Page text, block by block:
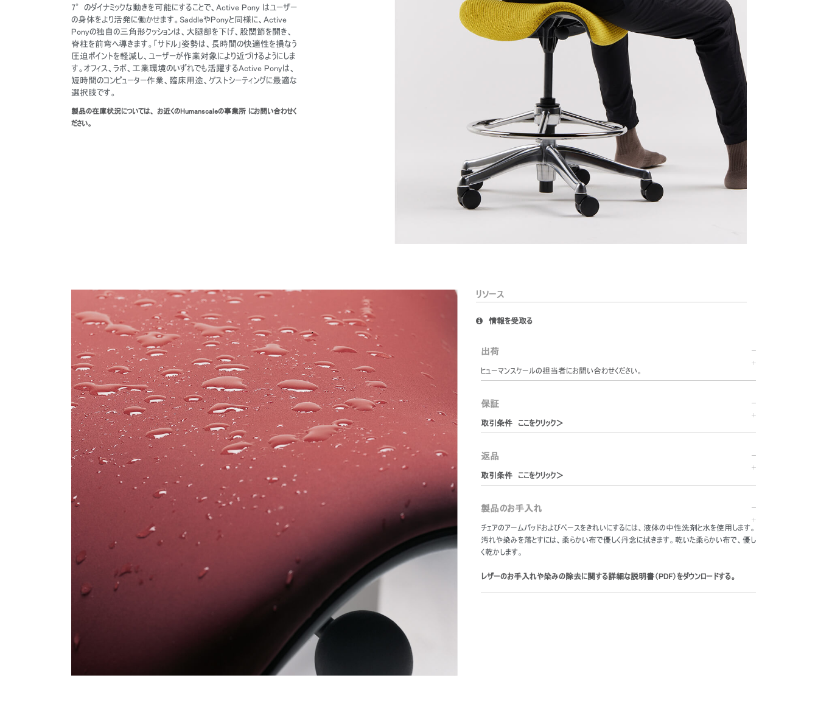
あなたの場所を選択してください
サインイン
Close
7°のダイナミックな動きを可能にすることで、Active Pony はユーザー
の身体をより活発に働かせます。SaddleやPonyと同様に、Active
Ponyの独自の三角形クッションは、大腿部を下げ、股関節を開き、
脊柱を前弯へ導きます。「サドル」姿勢は、長時間の快適性を損なう
圧迫ポイントを軽減し、ユーザーが作業対象により近づけるようにしま
す。オフィス、ラボ、工業環境のいずれでも活躍するActive Ponyは、
短時間のコンピューター作業、臨床用途、ゲストシーティングに最適な
選択肢です。
製品の在庫状況については、 お近くのHumanscaleの事業所 にお問い合わせく
ださい。
リソース
情報を受取る
出荷
ヒューマンスケールの担当者にお問い合わせください。
保証
取引条件 ここをクリック＞
返品
取引条件 ここをクリック＞
製品のお手入れ
チェアのアームパッドおよびベースをきれいにするには、液体の中性洗剤と水を使用します。
汚れや染みを落とすには、柔らかい布で優しく丹念に拭きます。乾いた柔らかい布で、優し
く乾かします。
レザーのお手入れや染みの除去に関する詳細な説明書（PDF）をダウンロードする。